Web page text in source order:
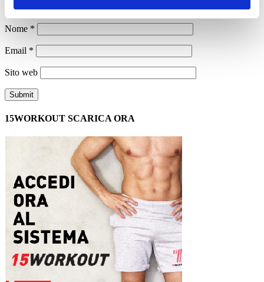
Nome *
Email *
Sito web
15WORKOUT SCARICA ORA